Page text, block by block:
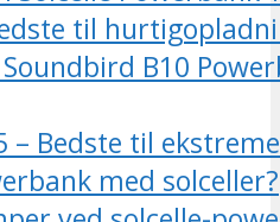
til
B10
– Bedste til
med solceller?